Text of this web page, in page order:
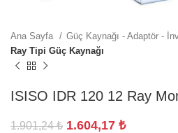
Ana Sayfa
Güç Kaynağı - Adaptör -
Ray Tipi Güç Kaynağı
ISISO IDR 120 12 Ray
1.901,24₺ 1.604,17 ₺